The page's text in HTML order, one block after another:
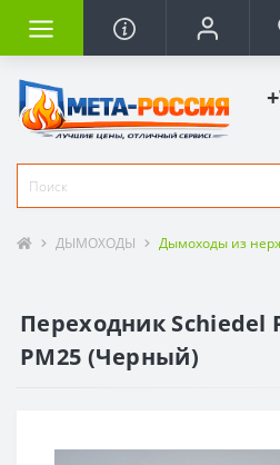
ДЫМОХОДЫ Дымоходы из
Переходник Schiedel
РМ25 (Черный)